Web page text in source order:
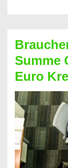
Geht
das
überhaupt?
Na
klar!
Summe
Euro